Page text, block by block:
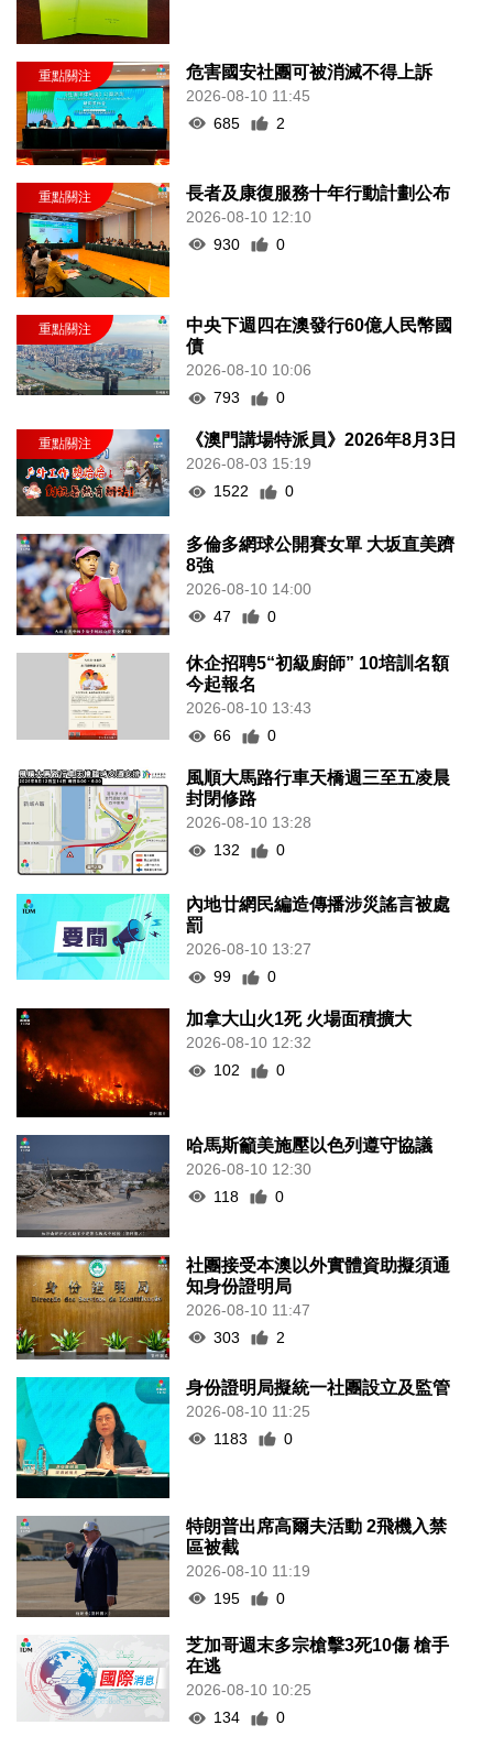
危害國安社團可被消滅不得上訴
2026-08-10 11:45
685
2
長者及康復服務十年行動計劃公布
2026-08-10 12:10
930
0
中央下週四在澳發行60億人民幣國
債
2026-08-10 10:06
793
0
《澳門講場特派員》2026年8月3日
2026-08-03 15:19
1522
0
多倫多網球公開賽女單 大坂直美躋
8強
2026-08-10 14:00
47
0
休企招聘5“初級廚師” 10培訓名額
今起報名
2026-08-10 13:43
66
0
風順大馬路行車天橋週三至五凌晨
封閉修路
2026-08-10 13:28
132
0
內地廿網民編造傳播涉災謠言被處
罰
2026-08-10 13:27
99
0
加拿大山火1死 火場面積擴大
2026-08-10 12:32
102
0
哈馬斯籲美施壓以色列遵守協議
2026-08-10 12:30
118
0
社團接受本澳以外實體資助擬須通
知身份證明局
2026-08-10 11:47
303
2
身份證明局擬統一社團設立及監管
2026-08-10 11:25
1183
0
特朗普出席高爾夫活動 2飛機入禁
區被截
2026-08-10 11:19
195
0
芝加哥週末多宗槍擊3死10傷 槍手
在逃
2026-08-10 10:25
134
0